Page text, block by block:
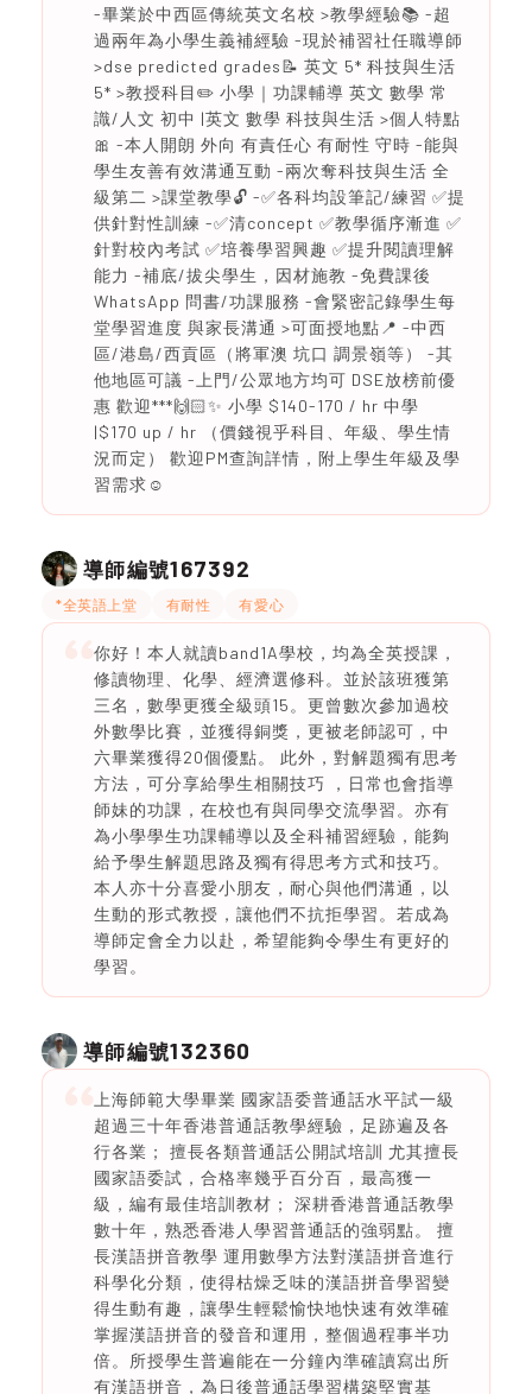
-畢業於中西區傳統英文名校 >教學經驗📚 -超
過兩年為小學生義補經驗 -現於補習社任職導師
>dse predicted grades📝 英文 5* 科技與生活
5* >教授科目✏️ 小學｜功課輔導 英文 數學 常
識/人文 初中 |英文 數學 科技與生活 >個人特點
🎀 -本人開朗 外向 有責任心 有耐性 守時 -能與
學生友善有效溝通互動 -兩次奪科技與生活 全
級第二 >課堂教學🔓 -✅各科均設筆記/練習 ✅提
供針對性訓練 -✅清concept ✅教學循序漸進 ✅
針對校內考試 ✅培養學習興趣 ✅提升閱讀理解
能力 -補底/拔尖學生，因材施教 -免費課後
WhatsApp 問書/功課服務 -會緊密記錄學生每
堂學習進度 與家長溝通 >可面授地點📍 -中西
區/港島/西貢區（將軍澳 坑口 調景嶺等） -其
他地區可議 -上門/公眾地方均可 DSE放榜前優
惠 歡迎***🙌🏻✨ 小學 $140-170 / hr 中學
|$170 up / hr （價錢視乎科目、年級、學生情
況而定） 歡迎PM查詢詳情，附上學生年級及學
習需求☺️
導師編號167392
*全英語上堂 有耐性 有愛心
你好！本人就讀band1A學校，均為全英授課，
修讀物理、化學、經濟選修科。並於該班獲第
三名，數學更獲全級頭15。更曾數次參加過校
外數學比賽，並獲得銅獎，更被老師認可，中
六畢業獲得20個優點。 此外，對解題獨有思考
方法，可分享給學生相關技巧 ，日常也會指導
師妹的功課，在校也有與同學交流學習。亦有
為小學學生功課輔導以及全科補習經驗，能夠
給予學生解題思路及獨有得思考方式和技巧。
本人亦十分喜愛小朋友，耐心與他們溝通，以
生動的形式教授，讓他們不抗拒學習。若成為
導師定會全力以赴，希望能夠令學生有更好的
學習。
導師編號132360
上海師範大學畢業 國家語委普通話水平試一級
超過三十年香港普通話教學經驗，足跡遍及各
行各業； 擅長各類普通話公開試培訓 尤其擅長
國家語委試，合格率幾乎百分百，最高獲一
級，編有最佳培訓教材； 深耕香港普通話教學
數十年，熟悉香港人學習普通話的強弱點。 擅
長漢語拼音教學 運用數學方法對漢語拼音進行
科學化分類，使得枯燥乏味的漢語拼音學習變
得生動有趣，讓學生輕鬆愉快地快速有效準確
掌握漢語拼音的發音和運用，整個過程事半功
倍。所授學生普遍能在一分鐘內準確讀寫出所
有漢語拼音，為日後普通話學習構築堅實基